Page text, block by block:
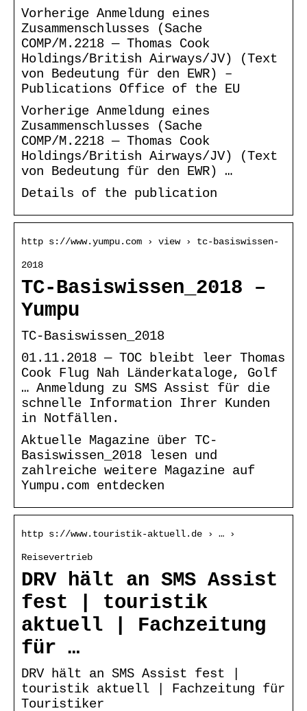
Vorherige Anmeldung eines
Zusammenschlusses (Sache
COMP/M.2218 — Thomas Cook
Holdings/British Airways/JV) (Text
von Bedeutung für den EWR) –
Publications Office of the EU
Vorherige Anmeldung eines
Zusammenschlusses (Sache
COMP/M.2218 — Thomas Cook
Holdings/British Airways/JV) (Text
von Bedeutung für den EWR) …
Details of the publication
http s://www.yumpu.com › view › tc-basiswissen-
2018
TC-Basiswissen_2018 –
Yumpu
TC-Basiswissen_2018
01.11.2018 — TOC bleibt leer Thomas
Cook Flug Nah Länderkataloge, Golf
… Anmeldung zu SMS Assist für die
schnelle Information Ihrer Kunden
in Notfällen.
Aktuelle Magazine über TC-
Basiswissen_2018 lesen und
zahlreiche weitere Magazine auf
Yumpu.com entdecken
http s://www.touristik-aktuell.de › … ›
Reisevertrieb
DRV hält an SMS Assist
fest | touristik
aktuell | Fachzeitung
für …
DRV hält an SMS Assist fest |
touristik aktuell | Fachzeitung für
Touristiker